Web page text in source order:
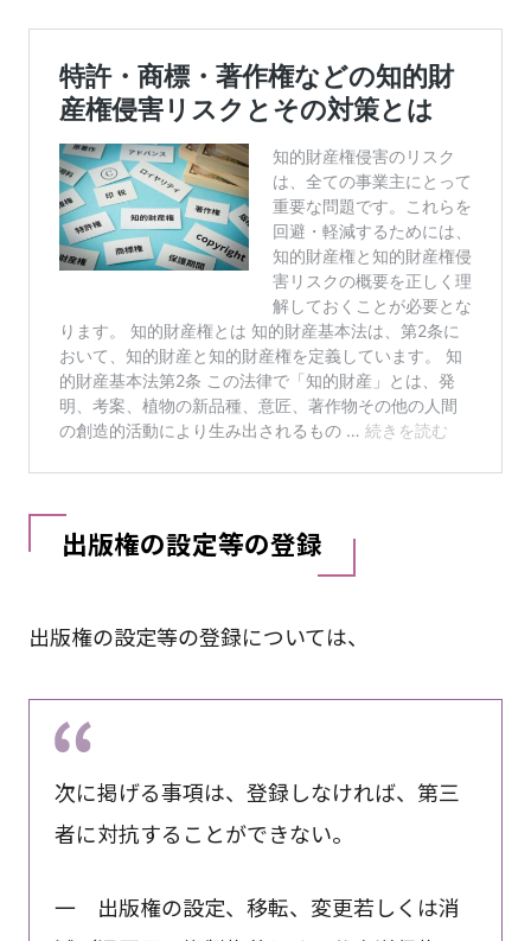
出版権の設定等の登録
出版権の設定等の登録については、
次に掲げる事項は、登録しなければ、第三
者に対抗することができない。
一 出版権の設定、移転、変更若しくは消